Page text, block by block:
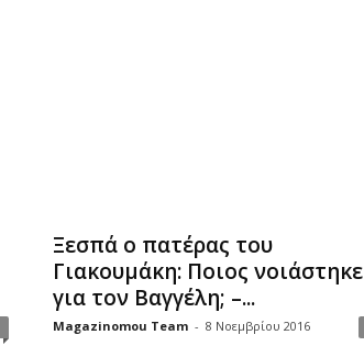
Ξεσπά ο πατέρας του
Γιακουμάκη: Ποιος νοιάστηκε
για τον Βαγγέλη; –...
Magazinomou Team - 8 Νοεμβρίου 2016